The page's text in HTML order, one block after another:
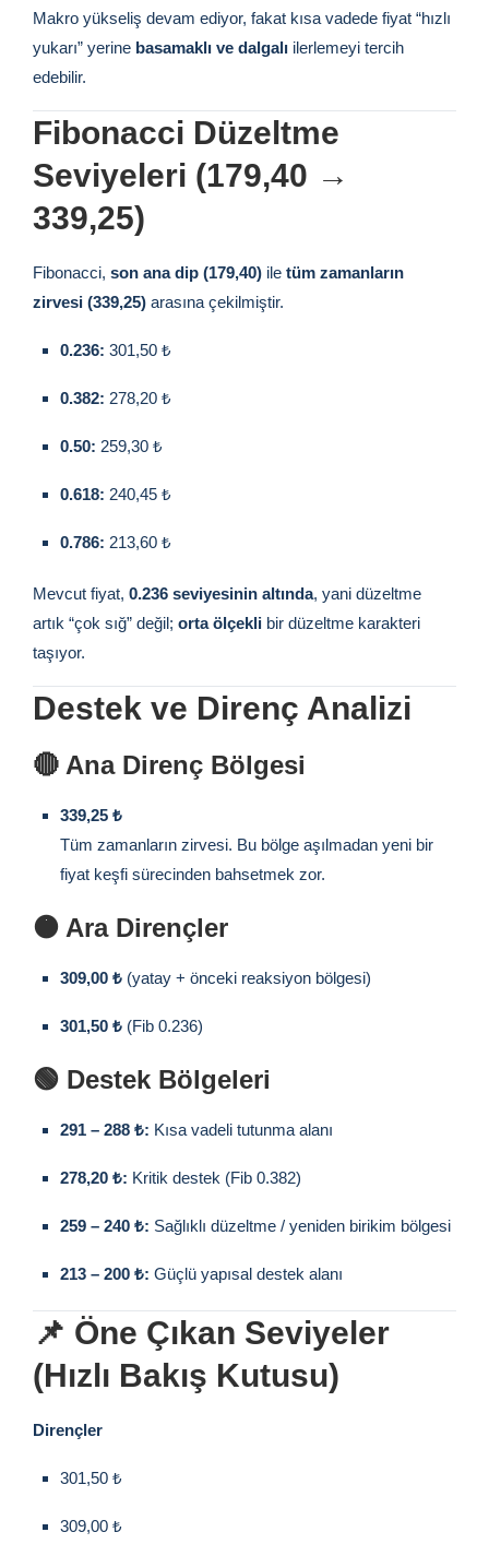
Makro yükseliş devam ediyor, fakat kısa vadede fiyat “hızlı
yukarı” yerine basamaklı ve dalgalı ilerlemeyi tercih
edebilir.
Fibonacci Düzeltme
Seviyeleri (179,40 →
339,25)
Fibonacci, son ana dip (179,40) ile tüm zamanların
zirvesi (339,25) arasına çekilmiştir.
0.236: 301,50 ₺
0.382: 278,20 ₺
0.50: 259,30 ₺
0.618: 240,45 ₺
0.786: 213,60 ₺
Mevcut fiyat, 0.236 seviyesinin altında, yani düzeltme
artık “çok sığ” değil; orta ölçekli bir düzeltme karakteri
taşıyor.
Destek ve Direnç Analizi
🔴 Ana Direnç Bölgesi
339,25 ₺
Tüm zamanların zirvesi. Bu bölge aşılmadan yeni bir
fiyat keşfi sürecinden bahsetmek zor.
🟠 Ara Dirençler
309,00 ₺ (yatay + önceki reaksiyon bölgesi)
301,50 ₺ (Fib 0.236)
🟢 Destek Bölgeleri
291 – 288 ₺: Kısa vadeli tutunma alanı
278,20 ₺: Kritik destek (Fib 0.382)
259 – 240 ₺: Sağlıklı düzeltme / yeniden birikim bölgesi
213 – 200 ₺: Güçlü yapısal destek alanı
📌 Öne Çıkan Seviyeler
(Hızlı Bakış Kutusu)
Dirençler
301,50 ₺
309,00 ₺